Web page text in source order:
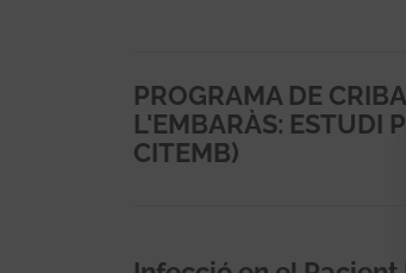
PROGRAMA DE
L'EMBARÀS: ESTUDI
CITEMB)